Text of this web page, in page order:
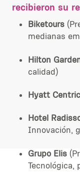
recibieron su
Biketours (
medianas
Hilton
calidad)
Hyatt Centric
Hotel
Innovación,
Grupo Elis
Tecnológica,